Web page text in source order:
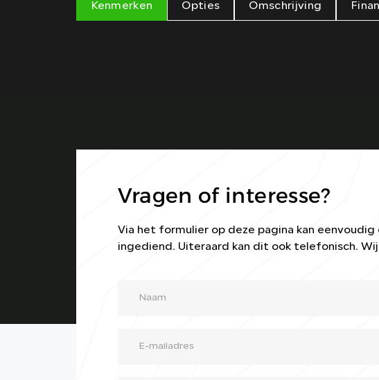
Kenmerken Opties Omschrijving
Vragen of interesse?
Via het formulier op deze pagina kan
ingediend. Uiteraard kan dit ook telefonisch.